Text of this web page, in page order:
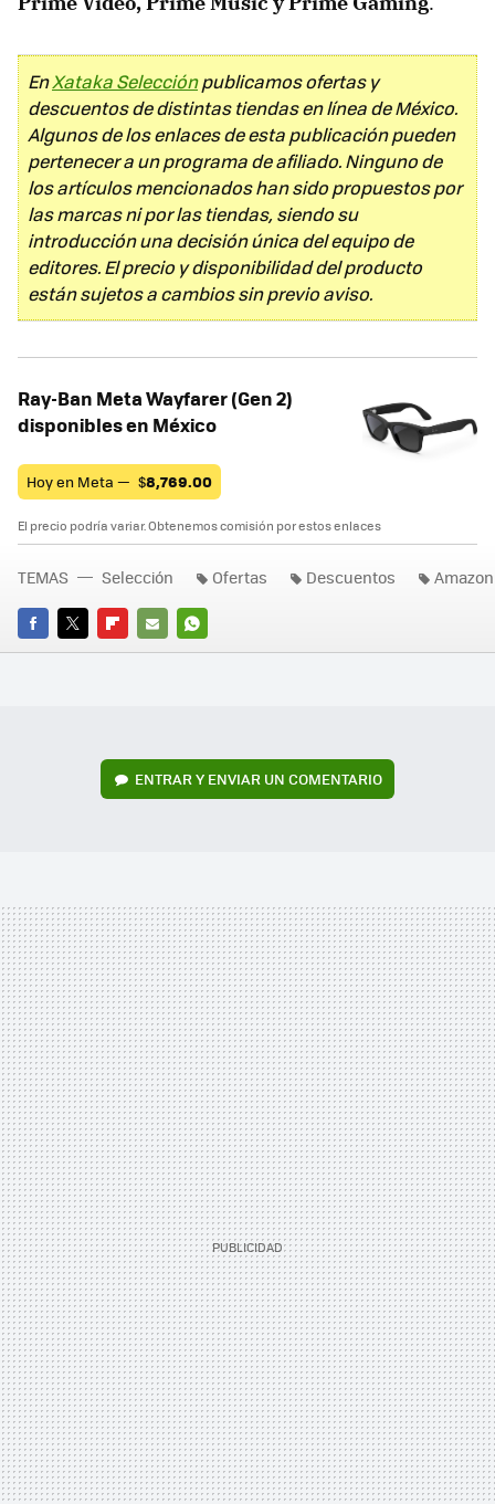
EnXataka Selecciónpublicamos ofertas y
descuentos de distintas tiendas en línea de México.
Algunos de los enlaces de esta publicación pueden
pertenecer a un programa de afiliado. Ninguno de
los artículos mencionados han sido propuestos por
las marcas ni por las tiendas, siendo su
introducción una decisión única del equipo de
editores. El precio y disponibilidad del producto
están sujetos a cambios sin previo aviso.
Ray-Ban Meta Wayfarer (Gen 2)
disponibles en México
Hoy en Meta — $8,769.00
El precio podría variar. Obtenemos comisión por estos enlaces
FACEBOOK
TWITTERFLIPBOARD
E-
WHATSAPP
TEMAS Selección Ofertas Descuentos
ENTRAR Y ENVIAR UN COMENTARIO